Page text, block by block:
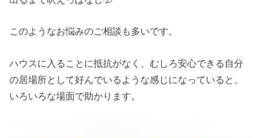
このようなお悩みのご相談も多いです。
ハウスに入ることに抵抗がなく、むしろ安心できる自分
の居場所として好んでいるような感じになっていると、
いろいろな場面で助かります。